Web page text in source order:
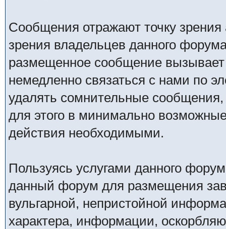
Сообщения отражают точку зрения
зрения владельцев данного
размещенное сообщение
немедленно связаться с нами по
удалять сомнительные
для этого в минимально
действия необходимыми.
Пользуясь услугами данного
данный форум для размещения
вульгарной, непристойной
характера, информации,